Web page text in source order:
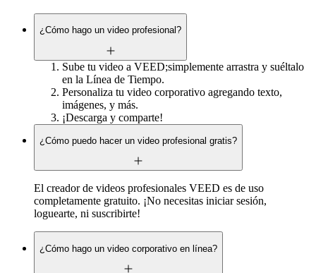
¿Cómo hago un video profesional?
Sube tu video a VEED;simplemente arrastra y suéltalo
en la Línea de Tiempo.
Personaliza tu video corporativo agregando texto,
imágenes, y más.
¡Descarga y comparte!
¿Cómo puedo hacer un video profesional gratis?
El creador de videos profesionales VEED es de uso
completamente gratuito. ¡No necesitas iniciar sesión,
loguearte, ni suscribirte!
¿Cómo hago un video corporativo en línea?